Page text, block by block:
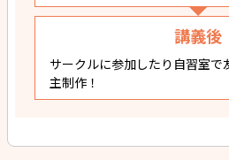
講義後
サークルに参加したり自習室で
主制作！